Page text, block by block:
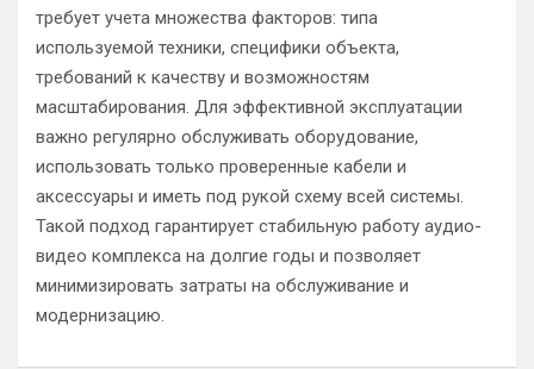
требует учета множества факторов: типа
используемой техники, специфики объекта,
требований к качеству и возможностям
масштабирования. Для эффективной эксплуатации
важно регулярно обслуживать оборудование,
использовать только проверенные кабели и
аксессуары и иметь под рукой схему всей системы.
Такой подход гарантирует стабильную работу аудио-
видео комплекса на долгие годы и позволяет
минимизировать затраты на обслуживание и
модернизацию.